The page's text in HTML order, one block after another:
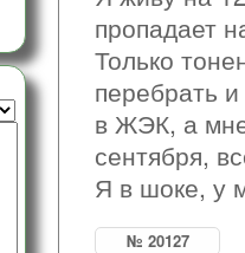
пропадает
Только
перебрать
в ЖЭК, а
сентября,
Я в шоке, у
№ 20127